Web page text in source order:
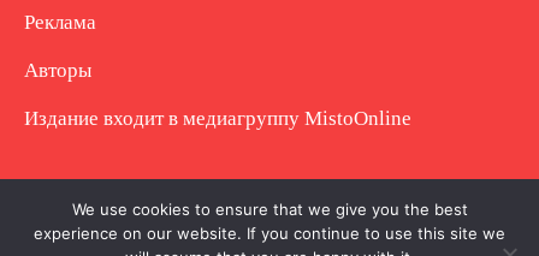
Реклама
Авторы
Издание входит в медиагруппу MistoOnline
Copyright © Полное использование материала
запрещено. Частично разрешено с гиперссылкой.
We use cookies to ensure that we give you the best
experience on our website. If you continue to use this site we